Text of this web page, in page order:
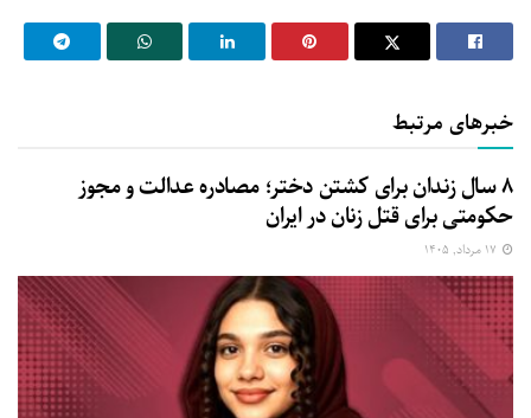
خبرهای مرتبط
۸ سال زندان برای کشتن دختر؛ مصادره عدالت و مجوز
حکومتی برای قتل زنان در ایران